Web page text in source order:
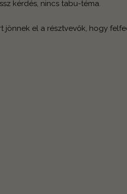
kérdés, nincs tabu-téma.
el a résztvevők, hogy